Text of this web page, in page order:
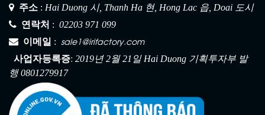
주소 : Hai Duong 시, Thanh Ha 현, Hong Lac 읍, Doai 도시
연락처 : 02203 971 099
이메일 : sale1@irifactory.com
사업자등록증: 2019년 2월 21일 Hai Duong 기획투자부 발
행 0801279917